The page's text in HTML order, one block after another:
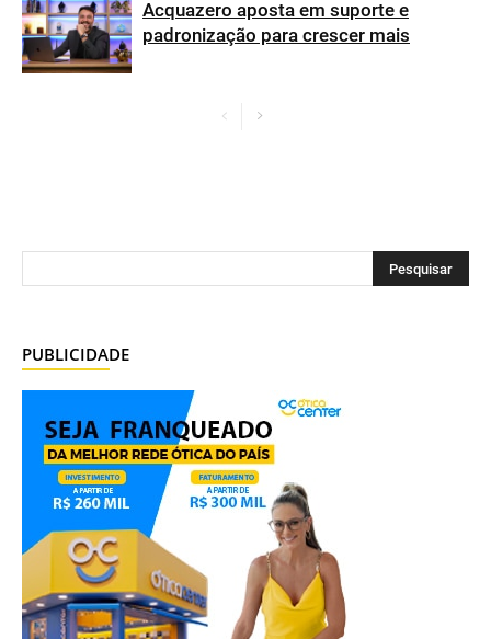
Acquazero aposta em suporte e
padronização para crescer mais
PUBLICIDADE